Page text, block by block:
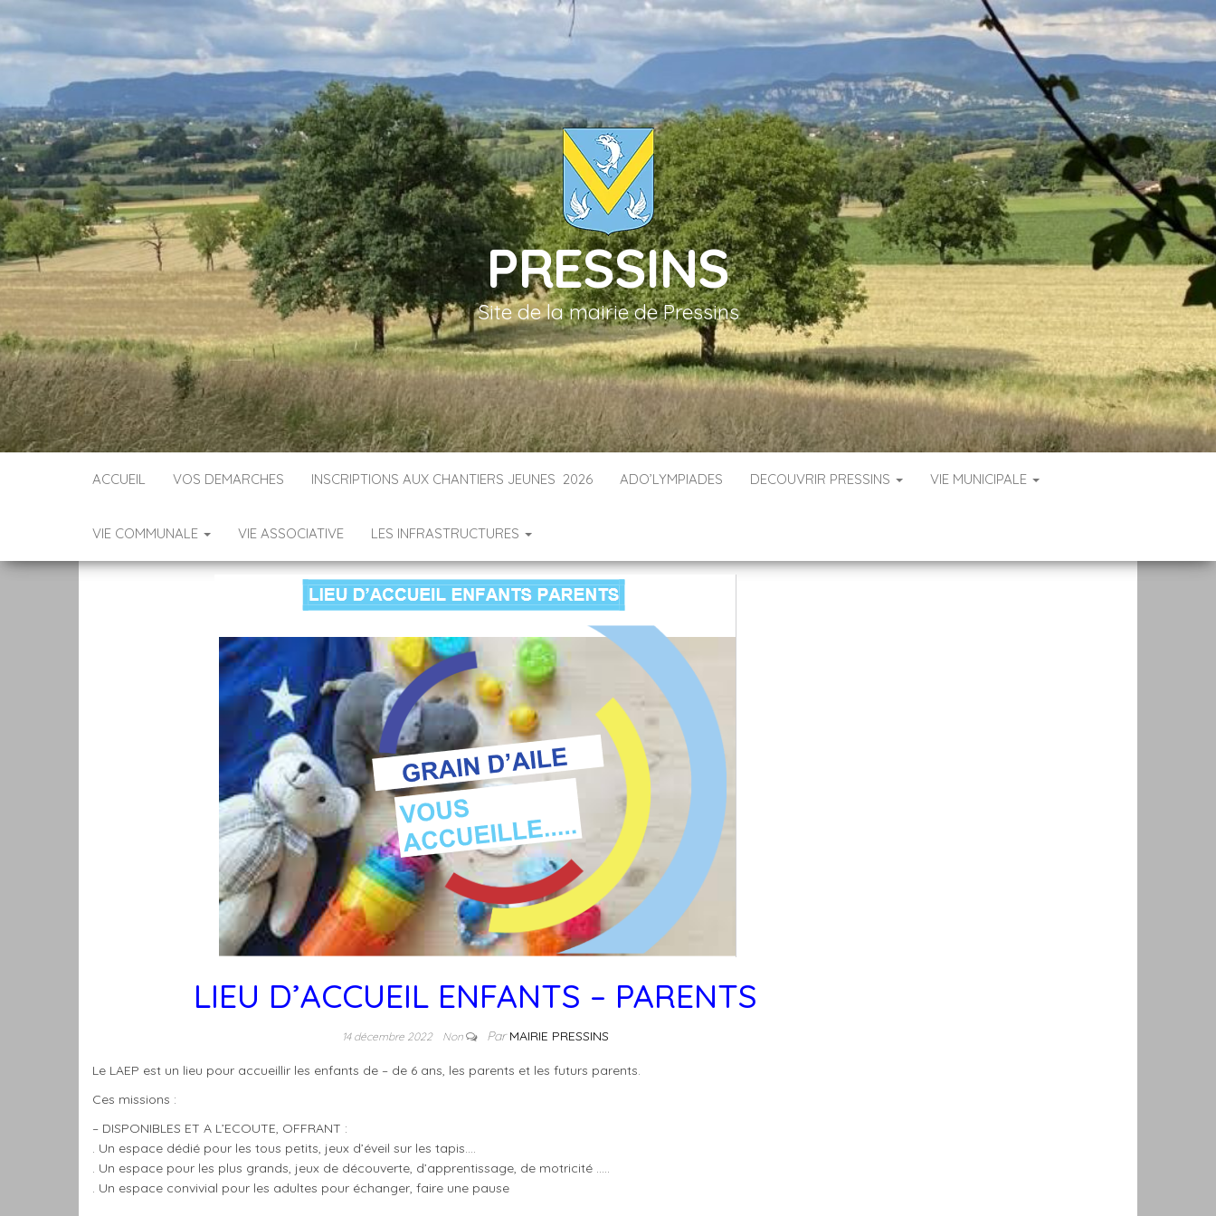
PRESSINS
Site de la mairie de Pressins
ACCUEIL VOS DEMARCHES INSCRIPTIONS AUX CHANTIERS JEUNES 2026 ADO’LYMPIADES DECOUVRIR PRESSINS VIE MUNICIPALE
VIE COMMUNALE VIE ASSOCIATIVE LES INFRASTRUCTURES
LIEU D’ACCUEIL ENFANTS – PARENTS
14 décembre 2022 Non ParMAIRIE PRESSINS
Le LAEP est un lieu pour accueillir les enfants de – de 6 ans, les parents et les futurs parents.
Ces missions :
– DISPONIBLES ET A L’ECOUTE, OFFRANT :
. Un espace dédié pour les tous petits, jeux d’éveil sur les tapis….
. Un espace pour les plus grands, jeux de découverte, d’apprentissage, de motricité …..
. Un espace convivial pour les adultes pour échanger, faire une pause